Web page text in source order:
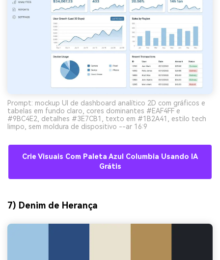
Prompt: mockup UI de dashboard analítico 2D com gráficos e
tabelas em fundo claro, cores dominantes #EAF4FF e
#9BC4E2, detalhes #3E7CB1, texto em #1B2A41, estilo tech
limpo, sem moldura de dispositivo --ar 16:9
Crie Visuais Com Paleta Azul Columbia Usando IA
Grátis
7) Denim de Herança